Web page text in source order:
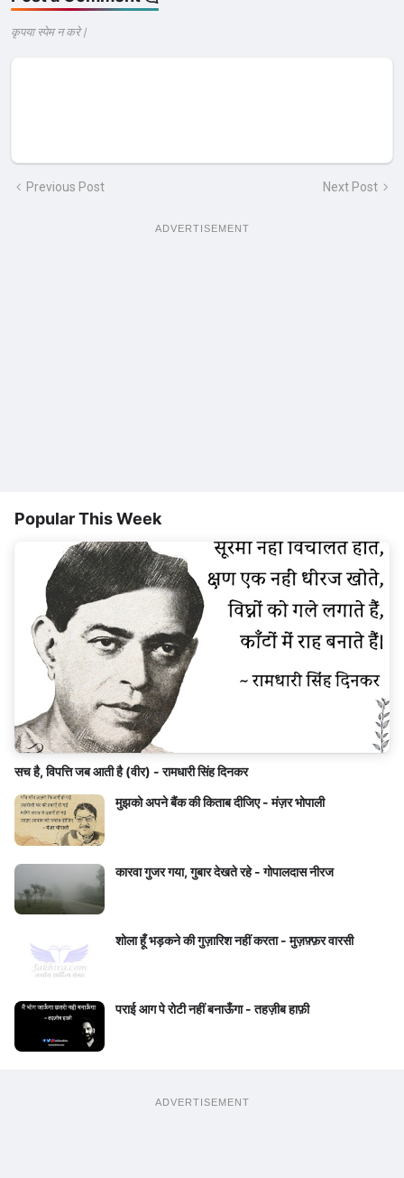
कृपया स्पेम न करे |
Previous Post Next Post
ADVERTISEMENT
Popular This Week
सच है, विपत्ति जब आती है (वीर) - रामधारी सिंह दिनकर
मुझको अपने बैंक की किताब दीजिए - मंज़र भोपाली
कारवा गुजर गया, गुबार देखते रहे - गोपालदास नीरज
शोला हूँ भड़कने की गुज़ारिश नहीं करता - मुज़फ़्फ़र वारसी
पराई आग पे रोटी नहीं बनाऊँगा - तहज़ीब हाफ़ी
ADVERTISEMENT